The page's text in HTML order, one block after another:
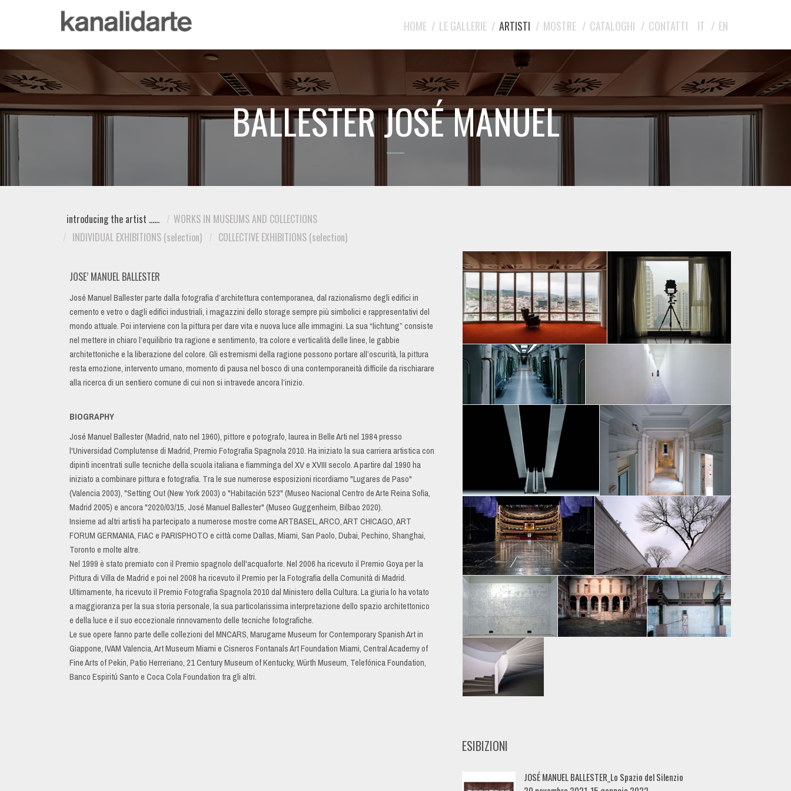
IT EN
HOME LE GALLERIE ARTISTI MOSTRE CATALOGHI CONTATTI
BALLESTER JOSÉ MANUEL
introducing the artist ......
WORKS IN MUSEUMS AND COLLECTIONS
INDIVIDUAL EXHIBITIONS (selection)
COLLECTIVE EXHIBITIONS (selection)
JOSE’ MANUEL BALLESTER
José Manuel Ballester parte dalla fotografia d’architettura contemporanea, dal razionalismo degli edifici in
cemento e vetro o dagli edifici industriali, i magazzini dello storage sempre più simbolici e rappresentativi del
mondo attuale. Poi interviene con la pittura per dare vita e nuova luce alle immagini. La sua “lichtung” consiste
nel mettere in chiaro l’equilibrio tra ragione e sentimento, tra colore e verticalità delle linee, le gabbie
architettoniche e la liberazione del colore. Gli estremismi della ragione possono portare all’oscurità, la pittura
resta emozione, intervento umano, momento di pausa nel bosco di una contemporaneità difficile da rischiarare
alla ricerca di un sentiero comune di cui non si intravede ancora l’inizio.
BIOGRAPHY
José Manuel Ballester (Madrid, nato nel 1960), pittore e potografo, laurea in Belle Arti nel 1984 presso
l'Universidad Complutense di Madrid, Premio Fotografia Spagnola 2010. Ha iniziato la sua carriera artistica con
dipinti incentrati sulle tecniche della scuola italiana e fiamminga del XV e XVIII secolo. A partire dal 1990 ha
iniziato a combinare pittura e fotografia. Tra le sue numerose esposizioni ricordiamo "Lugares de Paso"
(Valencia 2003), "Setting Out (New York 2003) o "Habitación 523" (Museo Nacional Centro de Arte Reina Sofia,
Madrid 2005) e ancora "2020/03/15, José Manuel Ballester" (Museo Guggenheim, Bilbao 2020).
Insieme ad altri artisti ha partecipato a numerose mostre come ARTBASEL, ARCO, ART CHICAGO, ART
FORUM GERMANIA, FIAC e PARISPHOTO e città come Dallas, Miami, San Paolo, Dubai, Pechino, Shanghai,
Toronto e molte altre.
Nel 1999 è stato premiato con il Premio spagnolo dell'acquaforte. Nel 2006 ha ricevuto il Premio Goya per la
Pittura di Villa de Madrid e poi nel 2008 ha ricevuto il Premio per la Fotografia della Comunità di Madrid.
Ultimamente, ha ricevuto il Premio Fotografia Spagnola 2010 dal Ministero della Cultura. La giuria lo ha votato
a maggioranza per la sua storia personale, la sua particolarissima interpretazione dello spazio architettonico
e della luce e il suo eccezionale rinnovamento delle tecniche fotografiche.
Le sue opere fanno parte delle collezioni del MNCARS, Marugame Museum for Contemporary Spanish Art in
Giappone, IVAM Valencia, Art Museum Miami e Cisneros Fontanals Art Foundation Miami, Central Academy of
Fine Arts of Pekin, Patio Herreriano, 21 Century Museum of Kentucky, Würth Museum, Telefónica Foundation,
Banco Espiritú Santo e Coca Cola Foundation tra gli altri.
ESIBIZIONI
JOSÉ MANUEL BALLESTER_Lo Spazio del Silenzio